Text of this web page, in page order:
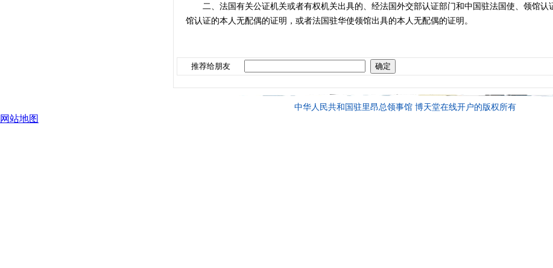
二、法国有关公证机关或者有权机关出具的、经法国外交部认证部门和中国驻法国使、领馆认
馆认证的本人无配偶的证明，或者法国驻华使领馆出具的本人无配偶的证明。
推荐给朋友
中华人民共和国驻里昂总领事馆 博天堂在线开户的版权所有
网站地图